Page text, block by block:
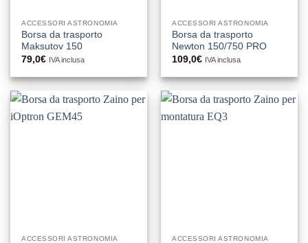
ACCESSORI ASTRONOMIA
Borsa da trasporto
Maksutov 150
79,0€ IVA inclusa
ACCESSORI ASTRONOMIA
Borsa da trasporto
Newton 150/750 PRO
109,0€ IVA inclusa
ACCESSORI ASTRONOMIA ACCESSORI ASTRONOMIA